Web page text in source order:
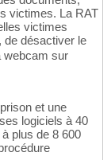
victimes. La RAT
victimes
de désactiver le
webcam sur
et une
logiciels à 40
plus de 8 600